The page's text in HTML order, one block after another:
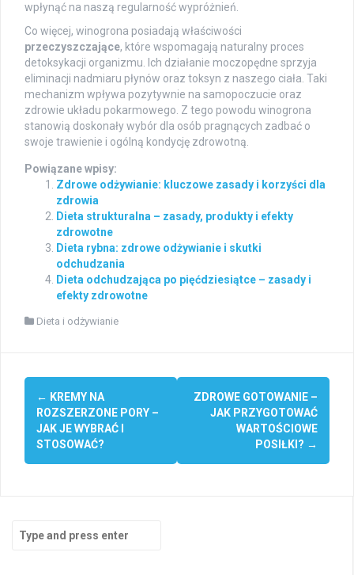
wpłynąć na naszą regularność wypróżnień.
Co więcej, winogrona posiadają właściwości
przeczyszczające, które wspomagają naturalny proces
detoksykacji organizmu. Ich działanie moczopędne sprzyja
eliminacji nadmiaru płynów oraz toksyn z naszego ciała. Taki
mechanizm wpływa pozytywnie na samopoczucie oraz
zdrowie układu pokarmowego. Z tego powodu winogrona
stanowią doskonały wybór dla osób pragnących zadbać o
swoje trawienie i ogólną kondycję zdrowotną.
Powiązane wpisy:
Zdrowe odżywianie: kluczowe zasady i korzyści dla
zdrowia
Dieta strukturalna – zasady, produkty i efekty
zdrowotne
Dieta rybna: zdrowe odżywianie i skutki
odchudzania
Dieta odchudzająca po pięćdziesiątce – zasady i
efekty zdrowotne
Dieta i odżywianie
Post
navigation
← KREMY NA
ROZSZERZONE PORY –
JAK JE WYBRAĆ I
STOSOWAĆ?
ZDROWE GOTOWANIE –
JAK PRZYGOTOWAĆ
WARTOŚCIOWE
POSIŁKI? →
Search
for: